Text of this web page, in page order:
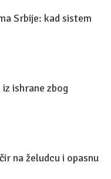
Srbije: kad sistem
ishrane zbog
na želudcu i opasnu